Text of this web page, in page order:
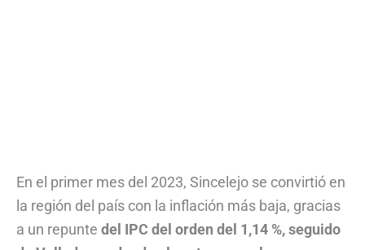
En el primer mes del 2023, Sincelejo se convirtió en
la región del país con la inflación más baja, gracias
a un repunte del IPC del orden del 1,14 %, seguido